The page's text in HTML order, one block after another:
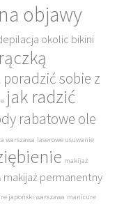
objawy
okolic bikini
poradzić sobie z
jak radzić
rabatowe ole
warszawa laserowe usuwanie
makijaż
makijaż permanentny
japoński warszawa manicure